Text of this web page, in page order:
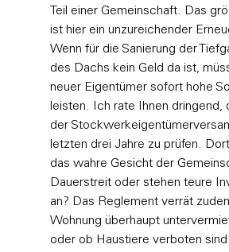
Teil einer Gemeinschaft. Das
ist hier ein unzureichender
Wenn für die Sanierung der
des Dachs kein Geld da ist,
neuer Eigentümer sofort hohe
leisten. Ich rate Ihnen dringend,
der
letzten drei Jahre zu prüfen.
das wahre Gesicht der
Dauerstreit oder stehen teure
an? Das Reglement verrät
Wohnung überhaupt
oder ob Haustiere verboten sind.